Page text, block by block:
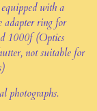
with a
adapter ring for
1000f (Optics
not suitable for
photographs.